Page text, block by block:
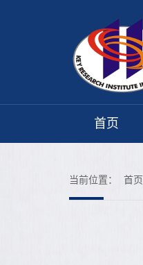
首页
当前位置： 首页